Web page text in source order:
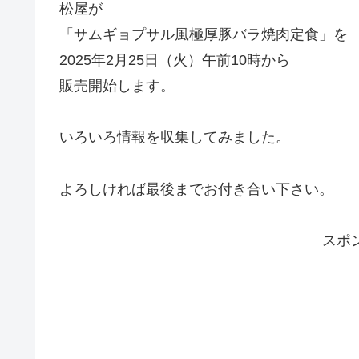
松屋が
「サムギョプサル風極厚豚バラ焼肉定食」を
2025年2月25日（火）午前10時から
販売開始します。
いろいろ情報を収集してみました。
よろしければ最後までお付き合い下さい。
スポ